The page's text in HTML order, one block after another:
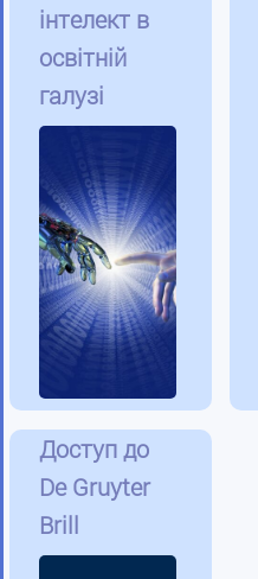
інтелект в
освітній
галузі
Доступ до
De Gruyter
Brill